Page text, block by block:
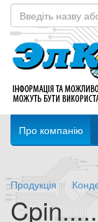
Про компанію
Продукція